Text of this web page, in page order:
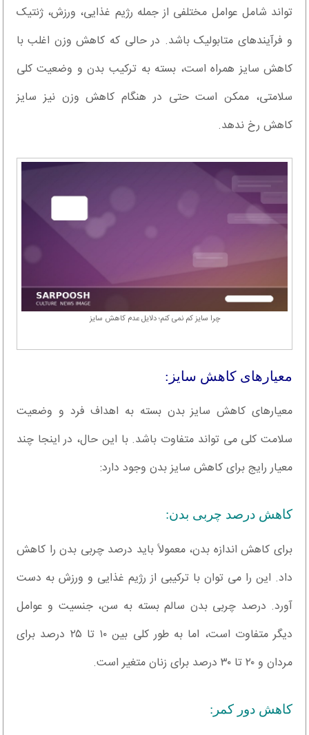
تواند شامل عوامل مختلفی از جمله رژیم غذایی، ورزش، ژنتیک
و فرآیندهای متابولیک باشد. در حالی که کاهش وزن اغلب با
کاهش سایز همراه است، بسته به ترکیب بدن و وضعیت کلی
سلامتی، ممکن است حتی در هنگام کاهش وزن نیز سایز
کاهش رخ ندهد.
چرا سایز کم نمی کنم؛ دلایل عدم کاهش سایز
معیارهای کاهش سایز:
معیارهای کاهش سایز بدن بسته به اهداف فرد و وضعیت
سلامت کلی می تواند متفاوت باشد. با این حال، در اینجا چند
معیار رایج برای کاهش سایز بدن وجود دارد:
کاهش درصد چربی بدن:
برای کاهش اندازه بدن، معمولاً باید درصد چربی بدن را کاهش
داد. این را می توان با ترکیبی از رژیم غذایی و ورزش به دست
آورد. درصد چربی بدن سالم بسته به سن، جنسیت و عوامل
دیگر متفاوت است، اما به طور کلی بین ۱۰ تا ۲۵ درصد برای
مردان و ۲۰ تا ۳۰ درصد برای زنان متغیر است.
کاهش دور کمر: